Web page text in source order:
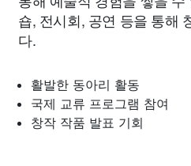
숍, 전시회, 공연 등을 통해
다.
활발한 동아리 활동
국제 교류 프로그램 참여
창작 작품 발표 기회